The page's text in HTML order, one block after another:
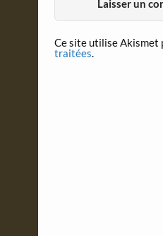
Ce site utilise Akismet
traitées.